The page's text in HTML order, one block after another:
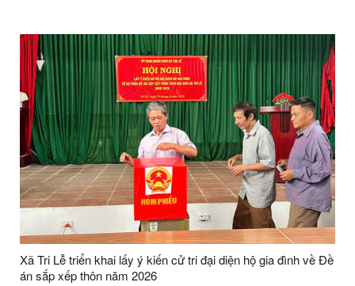
Xã Tri Lễ triển khai lấy ý kiến cử tri đại diện hộ gia đình về Đề
án sắp xếp thôn năm 2026